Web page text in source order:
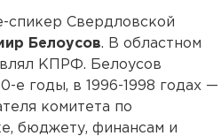
спикер Cвердловской
Белоусов. В областном
КПРФ. Белоусов
е годы, в 1996-1998 годах —
комитета по
бюджету, финансам и